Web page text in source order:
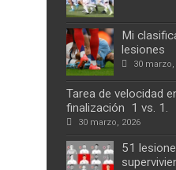
Mi
lesiones
30 marzo,
Tarea de velocidad
finalización 1 vs. 1.
30 marzo, 2026
51